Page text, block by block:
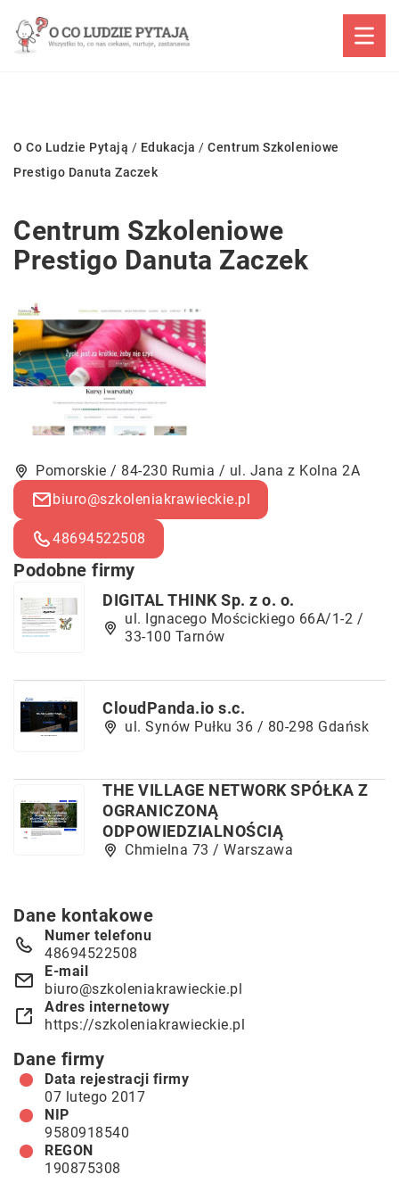
O Co Ludzie Pytają / Edukacja / Centrum Szkoleniowe
Prestigo Danuta Zaczek
Centrum Szkoleniowe
Prestigo Danuta Zaczek
Pomorskie / 84-230 Rumia / ul. Jana z Kolna 2A
biuro@szkoleniakrawieckie.pl
48694522508
Podobne firmy
DIGITAL THINK Sp. z o. o.
ul. Ignacego Mościckiego 66A/1-2 /
33-100 Tarnów
CloudPanda.io s.c.
ul. Synów Pułku 36 / 80-298 Gdańsk
THE VILLAGE NETWORK SPÓŁKA Z
OGRANICZONĄ
ODPOWIEDZIALNOŚCIĄ
Chmielna 73 / Warszawa
Dane kontakowe
Numer telefonu
48694522508
E-mail
biuro@szkoleniakrawieckie.pl
Adres internetowy
https://szkoleniakrawieckie.pl
Dane firmy
Data rejestracji firmy
07 lutego 2017
NIP
9580918540
REGON
190875308